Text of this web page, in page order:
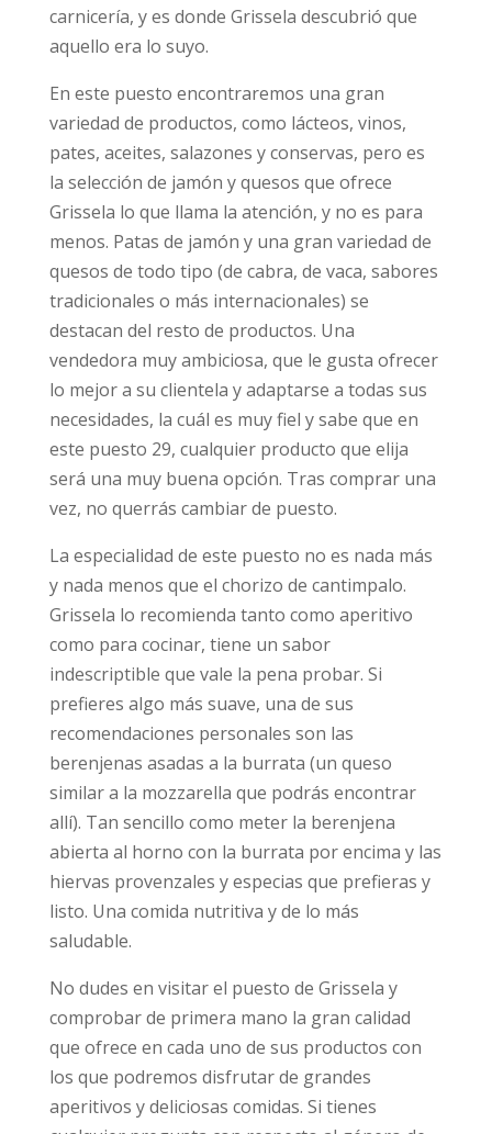
carnicería, y es donde Grissela descubrió que
aquello era lo suyo.
En este puesto encontraremos una gran
variedad de productos, como lácteos, vinos,
pates, aceites, salazones y conservas, pero es
la selección de jamón y quesos que ofrece
Grissela lo que llama la atención, y no es para
menos. Patas de jamón y una gran variedad de
quesos de todo tipo (de cabra, de vaca, sabores
tradicionales o más internacionales) se
destacan del resto de productos. Una
vendedora muy ambiciosa, que le gusta ofrecer
lo mejor a su clientela y adaptarse a todas sus
necesidades, la cuál es muy fiel y sabe que en
este puesto 29, cualquier producto que elija
será una muy buena opción. Tras comprar una
vez, no querrás cambiar de puesto.
La especialidad de este puesto no es nada más
y nada menos que el chorizo de cantimpalo.
Grissela lo recomienda tanto como aperitivo
como para cocinar, tiene un sabor
indescriptible que vale la pena probar. Si
prefieres algo más suave, una de sus
recomendaciones personales son las
berenjenas asadas a la burrata (un queso
similar a la mozzarella que podrás encontrar
allí). Tan sencillo como meter la berenjena
abierta al horno con la burrata por encima y las
hiervas provenzales y especias que prefieras y
listo. Una comida nutritiva y de lo más
saludable.
No dudes en visitar el puesto de Grissela y
comprobar de primera mano la gran calidad
que ofrece en cada uno de sus productos con
los que podremos disfrutar de grandes
aperitivos y deliciosas comidas. Si tienes